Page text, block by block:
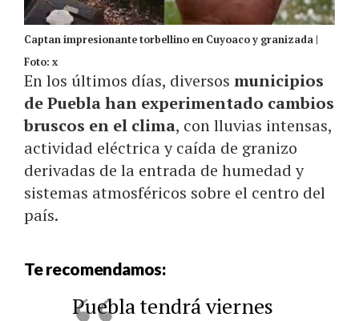
Captan impresionante torbellino en Cuyoaco y granizada |
Foto: x
En los últimos días, diversos municipios
de Puebla han experimentado cambios
bruscos en el clima, con lluvias intensas,
actividad eléctrica y caída de granizo
derivadas de la entrada de humedad y
sistemas atmosféricos sobre el centro del
país.
Te recomendamos:
Puebla tendrá viernes